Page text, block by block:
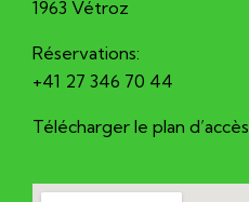
1963 Vétroz
Réservations:
+41 27 346 70 44
Télécharger le plan d’accès